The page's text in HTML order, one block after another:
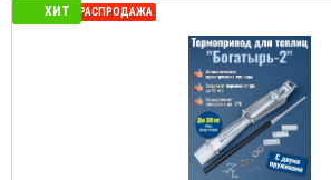
ХИТ
СЕЗОННАЯ РАСПРОДАЖА